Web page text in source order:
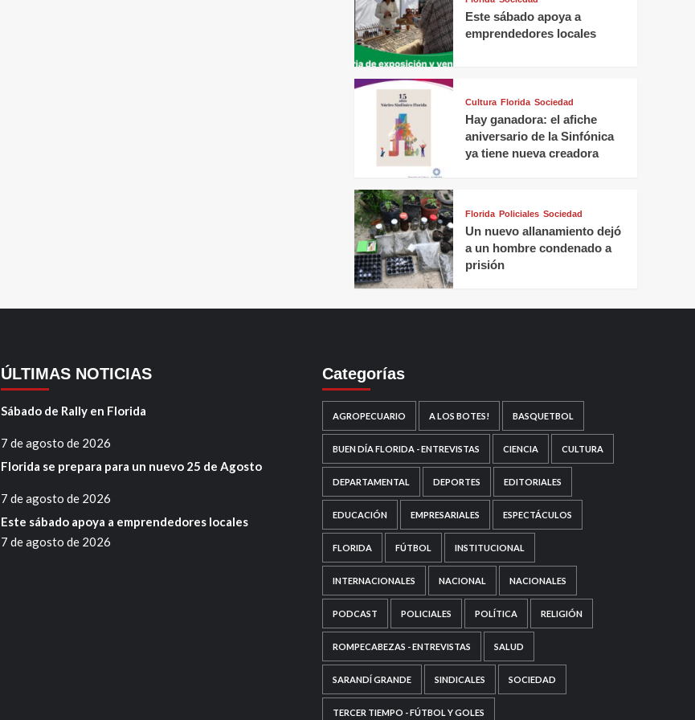
Este sábado apoya a
emprendedores locales
Cultura Florida Sociedad
Hay ganadora: el afiche
aniversario de la Sinfónica
ya tiene nueva creadora
Florida Policiales Sociedad
Un nuevo allanamiento dejó
a un hombre condenado a
prisión
ÚLTIMAS NOTICIAS
Sábado de Rally en Florida
7 de agosto de 2026
Florida se prepara para un nuevo 25 de Agosto
7 de agosto de 2026
Este sábado apoya a emprendedores locales
7 de agosto de 2026
Categorías
AGROPECUARIO A LOS BOTES! BASQUETBOL
BUEN DÍA FLORIDA - ENTREVISTAS CIENCIA CULTURA
DEPARTAMENTAL DEPORTES EDITORIALES
EDUCACIÓN EMPRESARIALES ESPECTÁCULOS
FLORIDA FÚTBOL INSTITUCIONAL
INTERNACIONALES NACIONAL NACIONALES
PODCAST POLICIALES POLÍTICA RELIGIÓN
ROMPECABEZAS - ENTREVISTAS SALUD
SARANDÍ GRANDE SINDICALES SOCIEDAD
TERCER TIEMPO - FÚTBOL Y GOLES